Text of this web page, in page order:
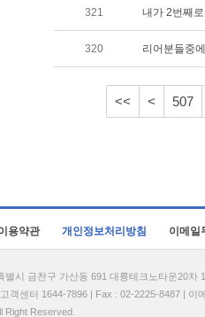
321 내가 2번째
320 리어분들중
<< < 507
용약관 개인정보처리방침 이메일
별시 금천구 가산동 691 대륭테크노타운20
객센터 1644-7896 | Fax : 02-2225-8487 | 이
Right Reserved.